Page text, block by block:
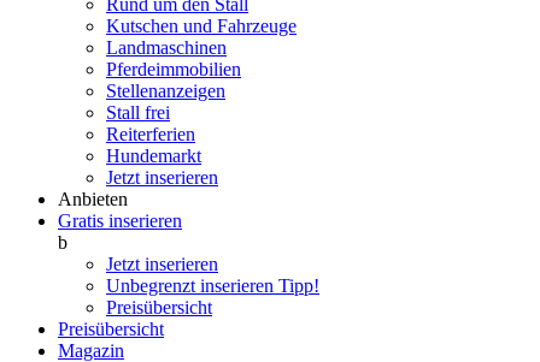
Rund um den Stall
Kutschen und Fahrzeuge
Landmaschinen
Pferdeimmobilien
Stellenanzeigen
Stall frei
Reiterferien
Hundemarkt
Jetzt inserieren
Anbieten
Gratis inserieren
b
Jetzt inserieren
Unbegrenzt inserieren Tipp!
Preisübersicht
Preisübersicht
Magazin